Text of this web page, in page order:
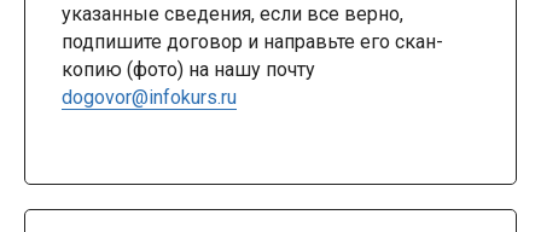
указанные сведения, если все верно,
подпишите договор и направьте его скан-
копию (фото) на нашу почту
dogovor@infokurs.ru